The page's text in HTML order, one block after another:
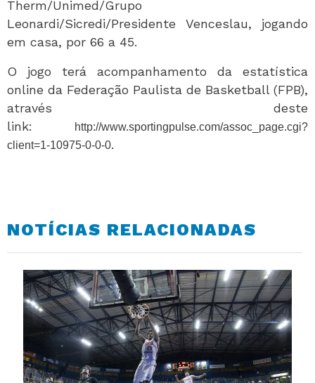
Therm/Unimed/Grupo
Leonardi/Sicredi/Presidente Venceslau, jogando
em casa, por 66 a 45.
O jogo terá acompanhamento da estatística
online da Federação Paulista de Basketball (FPB),
através deste
link:
http://www.sportingpulse.com/assoc_page.cgi?
client=1-10975-0-0-0.
NOTÍCIAS RELACIONADAS